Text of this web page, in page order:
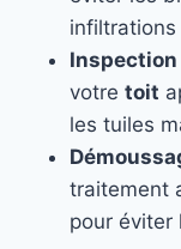
infiltrations
votre toit
les tuiles
traitement
pour éviter